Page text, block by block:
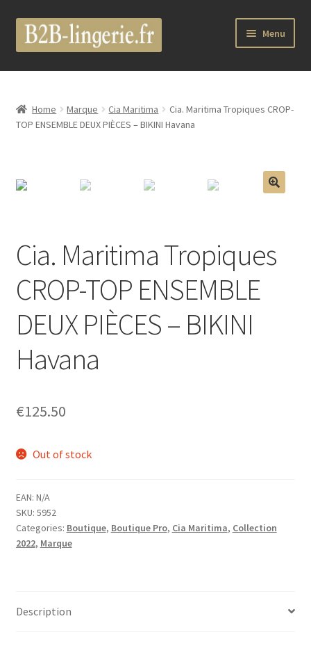
Aller
Aller
au
Menu
B2B Lingerie Site Officiel
Wholesale Registration Page
Boutique
menu
enfant
Luxury Lingerie
Femme
Homme
Maillot de bain Femme
Home Marque Cia Maritima
Cia. Maritima Tropiques CROP-
TOP ENSEMBLE DEUX PIÈCES – BIKINI Havana
Cia. Maritima Tropiques
CROP-TOP ENSEMBLE
DEUX PIÈCES – BIKINI
Havana
€125.50
Out of stock
EAN: N/A
SKU: 5952
Categories: Boutique, Boutique Pro, Cia Maritima, Collection
2022, Marque
Description